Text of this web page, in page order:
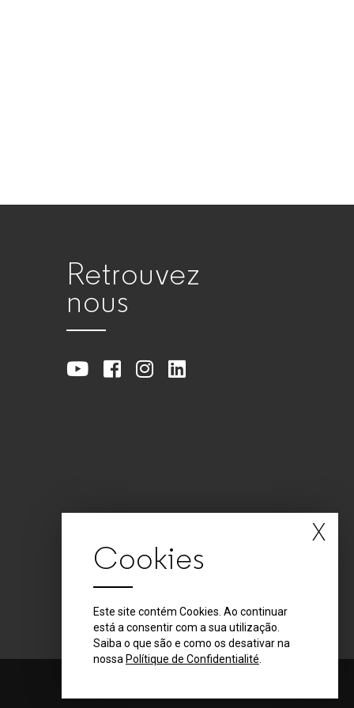
Retrouvez
nous
X
Cookies
Este site contém Cookies. Ao continuar
está a consentir com a sua utilização.
Saiba o que são e como os desativar na
nossa Polítique de Confidentialité